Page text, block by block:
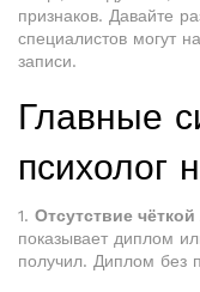
признаков. Давайте
специалистов могут
записи.
Главные
психолог
1. Отсутствие
показывает диплом
получил. Диплом без